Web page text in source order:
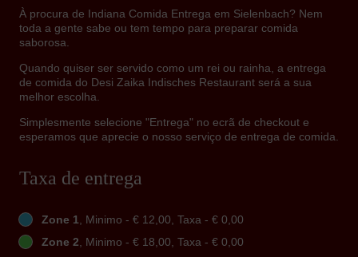
À procura de Indiana Comida Entrega em Sielenbach? Nem
toda a gente sabe ou tem tempo para preparar comida
saborosa.
Quando quiser ser servido como um rei ou rainha, a entrega
de comida do Desi Zaika Indisches Restaurant será a sua
melhor escolha.
Simplesmente selecione "Entrega" no ecrã de checkout e
esperamos que aprecie o nosso serviço de entrega de comida.
Taxa de entrega
Zone 1, Minimo - € 12,00, Taxa - € 0,00
Zone 2, Minimo - € 18,00, Taxa - € 0,00